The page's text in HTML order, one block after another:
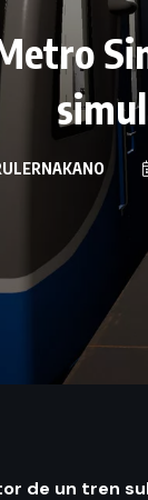
de un tren